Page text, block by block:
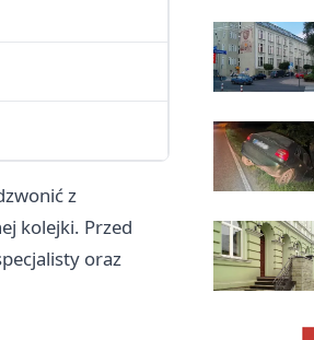
z
kolejki. Przed
oraz